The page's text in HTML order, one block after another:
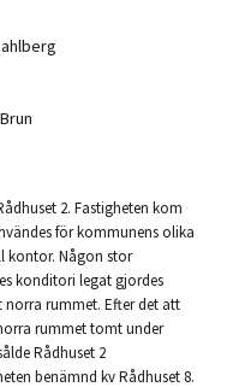
2. Fastigheten kom
för kommunens olika
kontor. Någon stor
konditori legat gjordes
norra rummet. Efter det att
rummet tomt under
Rådhuset 2
benämnd kv Rådhuset 8.